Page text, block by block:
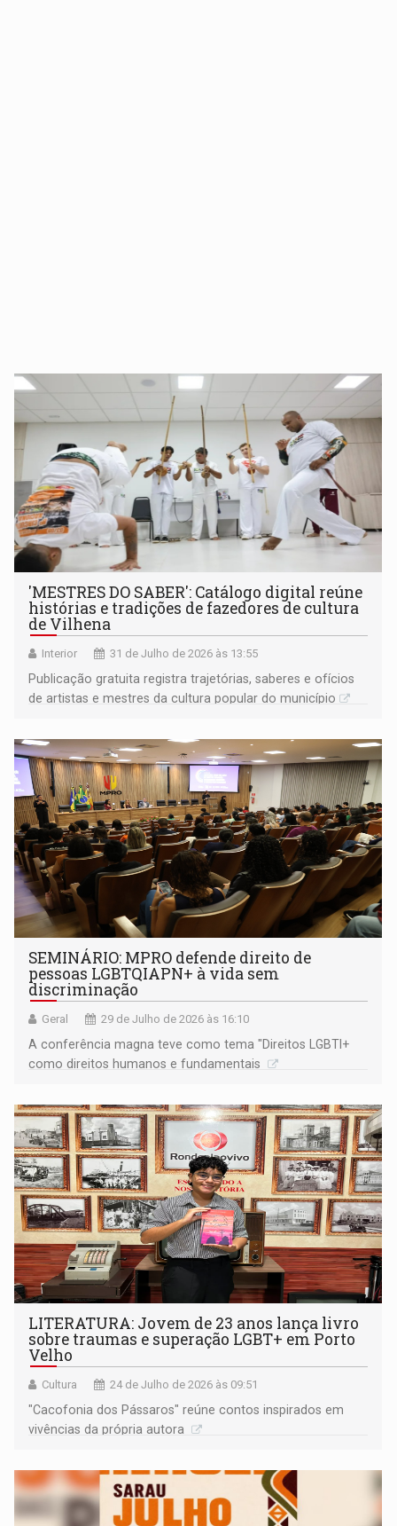
'MESTRES DO SABER': Catálogo digital reúne
histórias e tradições de fazedores de cultura
de Vilhena
Interior 31 de Julho de 2026 às 13:55
Publicação gratuita registra trajetórias, saberes e ofícios
de artistas e mestres da cultura popular do município
SEMINÁRIO: MPRO defende direito de
pessoas LGBTQIAPN+ à vida sem
discriminação
Geral 29 de Julho de 2026 às 16:10
A conferência magna teve como tema "Direitos LGBTI+
como direitos humanos e fundamentais
LITERATURA: Jovem de 23 anos lança livro
sobre traumas e superação LGBT+ em Porto
Velho
Cultura 24 de Julho de 2026 às 09:51
"Cacofonia dos Pássaros" reúne contos inspirados em
vivências da própria autora